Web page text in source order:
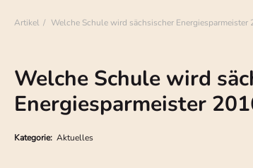
Artikel Welche Schule wird sächsischer Energiesparmeister
Welche Schule wird
Energiesparmeister
Kategorie: Aktuelles